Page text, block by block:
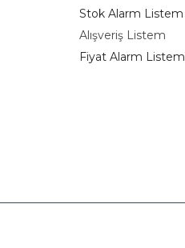
Stok Alarm Listem
Alışveriş Listem
Fiyat Alarm Listem